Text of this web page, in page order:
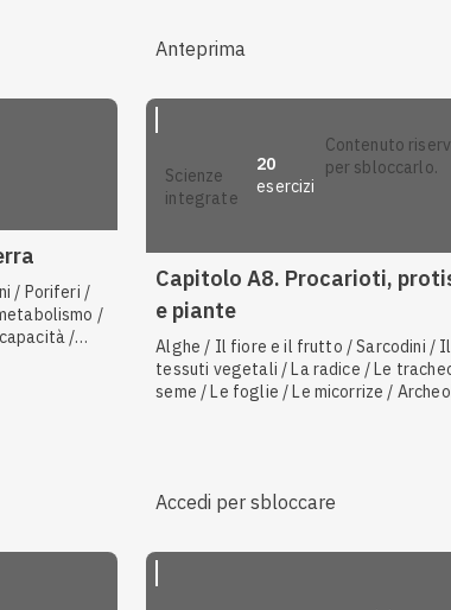
Anteprima
/ Poriferi /
/
/
scienze
integrate
20
esercizi
contenuto riservato: accedi
per sbloccarlo.
Capitolo A8. Procarioti,
e piante
Alghe / Il fiore e il frutto / Sarcodini /
tessuti vegetali / La radice / Le
seme / Le foglie / Le micorrize /
Eubatteri / Batteri eterotrofi e
Accedi per sbloccare